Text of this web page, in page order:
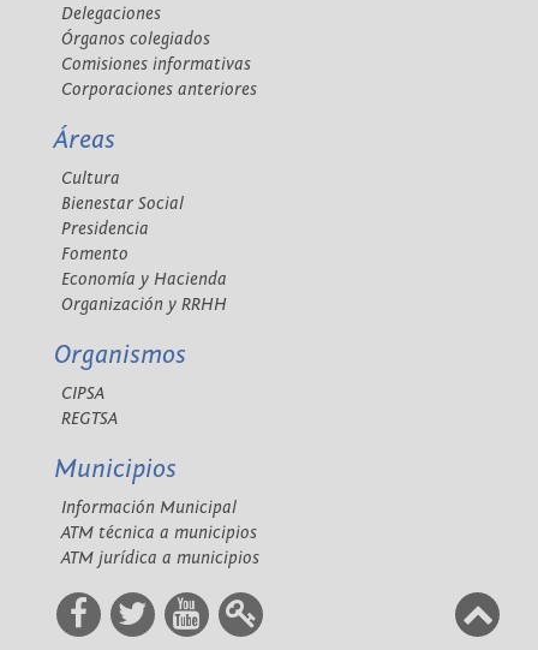
Delegaciones
Órganos colegiados
Comisiones informativas
Corporaciones anteriores
Áreas
Cultura
Bienestar Social
Presidencia
Fomento
Economía y Hacienda
Organización y RRHH
Organismos
CIPSA
REGTSA
Municipios
Información Municipal
ATM técnica a municipios
ATM jurídica a municipios